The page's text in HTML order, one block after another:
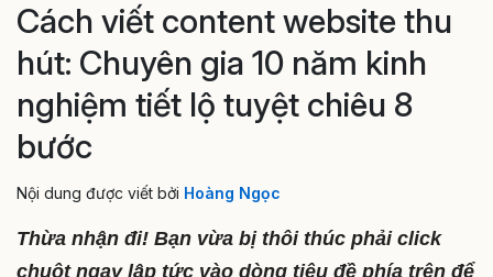
Cách viết content website thu
hút: Chuyên gia 10 năm kinh
nghiệm tiết lộ tuyệt chiêu 8
bước
Nội dung được viết bởi Hoàng Ngọc
Thừa nhận đi! Bạn vừa bị thôi thúc phải click
chuột ngay lập tức vào dòng tiêu đề phía trên để